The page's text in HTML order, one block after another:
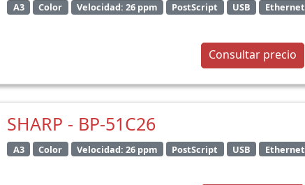
A3 Color Velocidad: 26 ppm PostScript USB Ethernet
Consultar precio
SHARP - BP-51C26
A3 Color Velocidad: 26 ppm PostScript USB Ethernet